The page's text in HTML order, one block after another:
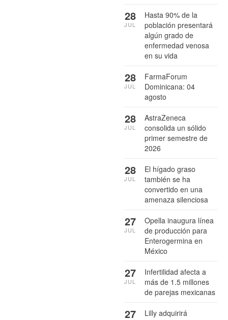
Hasta 90% de la
población presentará
algún grado de
enfermedad venosa
en su vida
28
JUL
FarmaForum
Dominicana: 04
agosto
28
JUL
AstraZeneca
consolida un sólido
primer semestre de
2026
28
JUL
El hígado graso
también se ha
convertido en una
amenaza silenciosa
28
JUL
Opella inaugura línea
de producción para
Enterogermina en
México
27
JUL
Infertilidad afecta a
más de 1.5 millones
de parejas mexicanas
27
JUL
Lilly adquirirá
27